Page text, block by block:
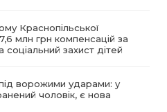
Краснопільської
млн грн компенсацій за
захист дітей
ворожими ударами: у
чоловік, є нова